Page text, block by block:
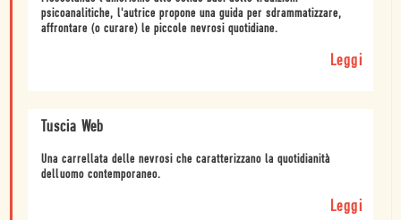
psicoanalitiche, l'autrice propone una guida per sdrammatizzare,
affrontare (o curare) le piccole nevrosi quotidiane.
Leggi
Tuscia Web
Una carrellata delle nevrosi che caratterizzano la quotidianità
delluomo contemporaneo.
Leggi